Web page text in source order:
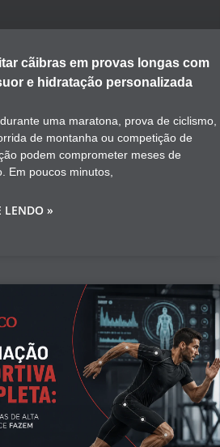
cãibras em provas longas com
e hidratação personalizada
uma maratona, prova de ciclismo,
de montanha ou competição de
podem comprometer meses de
Em poucos minutos,
LENDO »